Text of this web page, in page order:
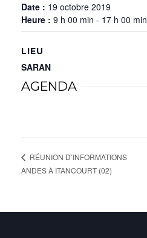
Date : 19 octobre 2019
Heure : 9 h 00 min - 17 h 00 min
LIEU
SARAN
AGENDA
RÉUNION D’INFORMATIONS
ANDES À ITANCOURT (02)